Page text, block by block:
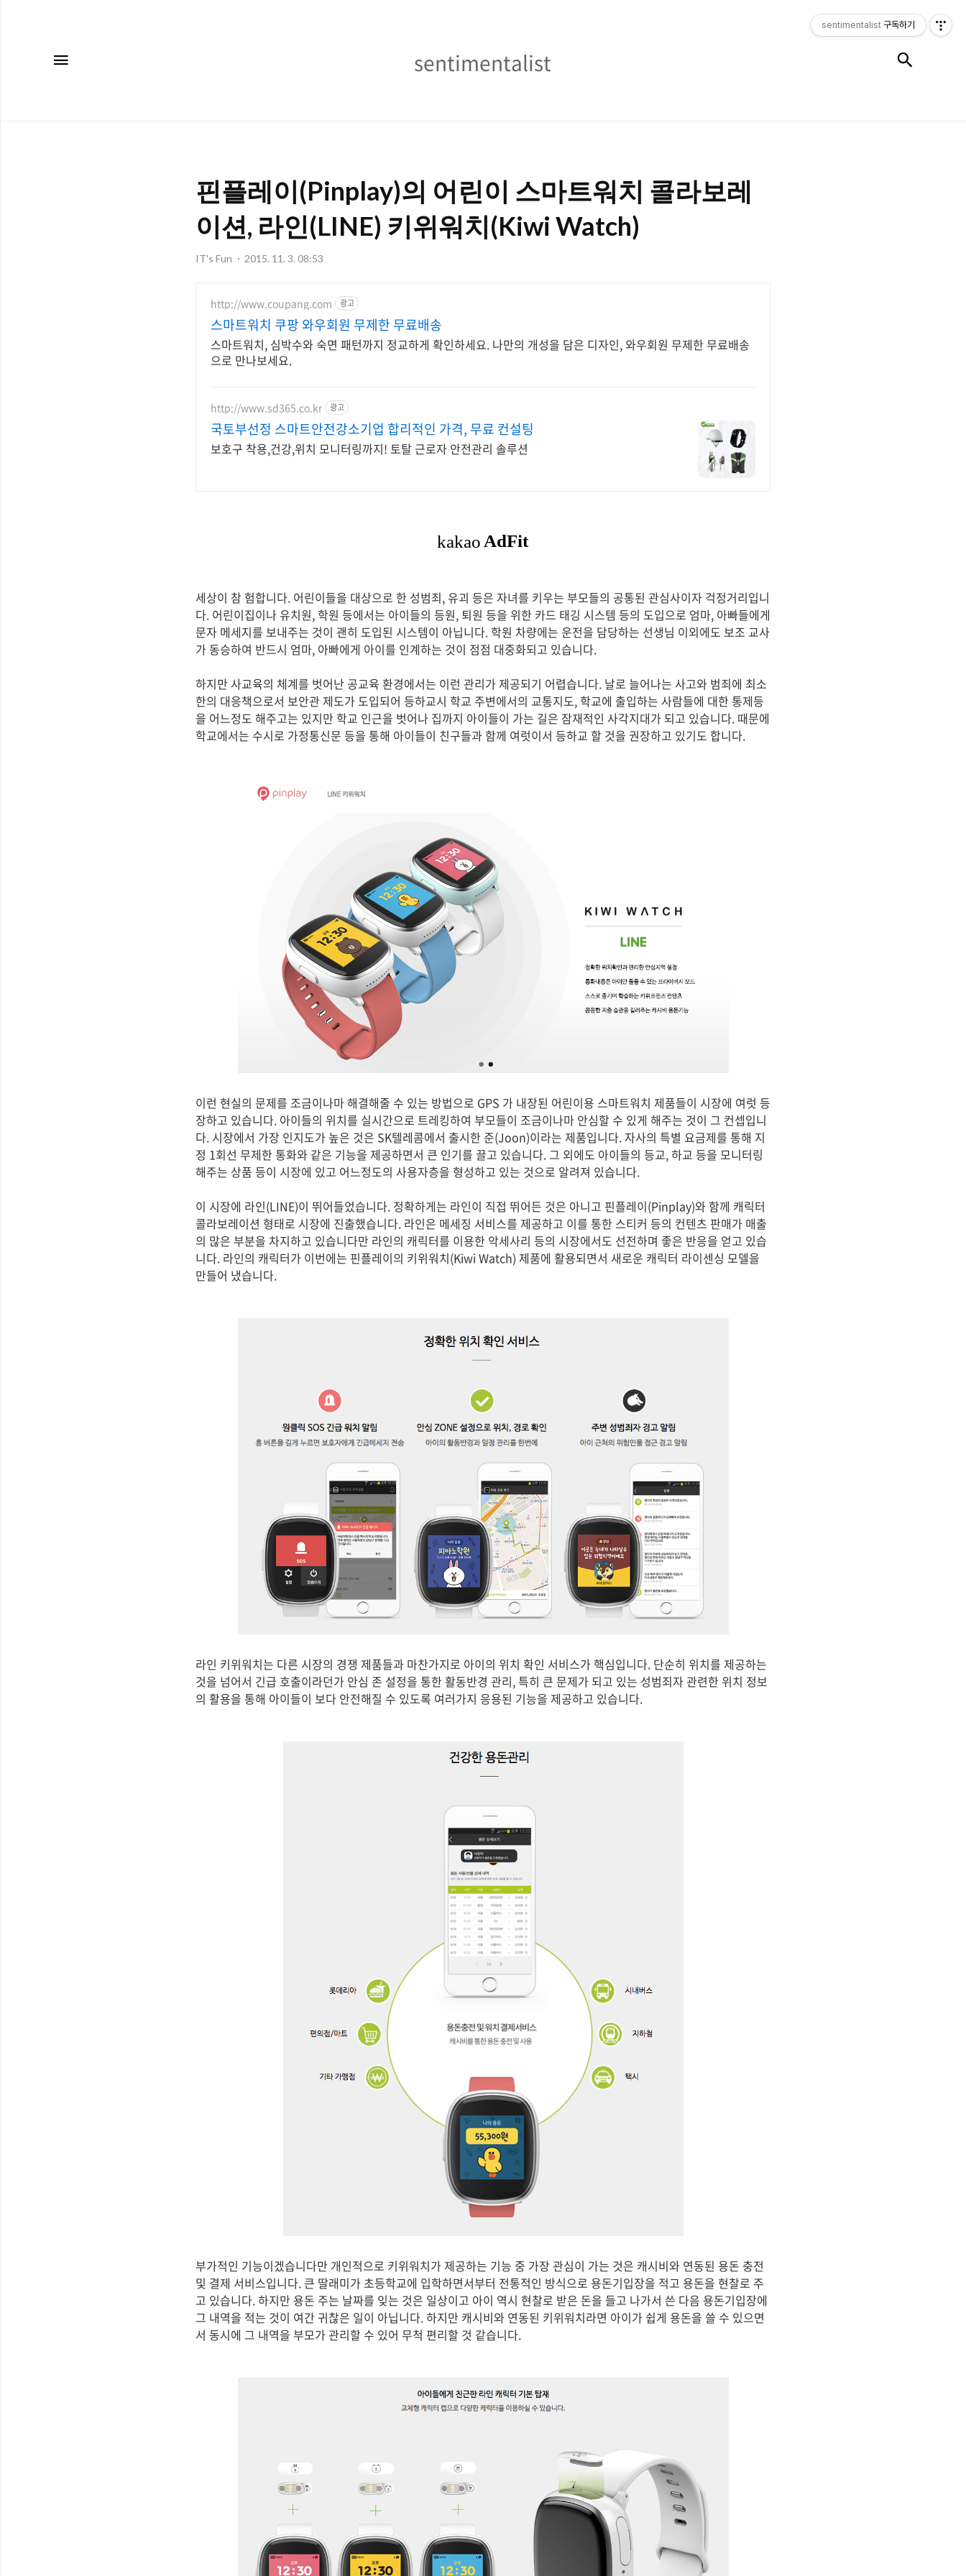
sentimentalist
핀플레이(Pinplay)의 어린이 스마트워치 콜라보레
이션, 라인(LINE) 키위워치(Kiwi Watch)
IT's Fun 2015. 11. 3. 08:53
http://www.coupang.com 광고
스마트워치 쿠팡 와우회원 무제한 무료배송
스마트워치, 심박수와 숙면 패턴까지 정교하게 확인하세요. 나만의 개성을 담은 디자인, 와우회원 무제한 무료배송
으로 만나보세요.
http://www.sd365.co.kr 광고
국토부선정 스마트안전강소기업 합리적인 가격, 무료 컨설팅
보호구 착용,건강,위치 모니터링까지! 토탈 근로자 안전관리 솔루션
세상이 참 험합니다. 어린이들을 대상으로 한 성범죄, 유괴 등은 자녀를 키우는 부모들의 공통된 관심사이자 걱정거리입니
다. 어린이집이나 유치원, 학원 등에서는 아이들의 등원, 퇴원 등을 위한 카드 태깅 시스템 등의 도입으로 엄마, 아빠들에게
문자 메세지를 보내주는 것이 괜히 도입된 시스템이 아닙니다. 학원 차량에는 운전을 담당하는 선생님 이외에도 보조 교사
가 동승하여 반드시 엄마, 아빠에게 아이를 인계하는 것이 점점 대중화되고 있습니다.
하지만 사교육의 체계를 벗어난 공교육 환경에서는 이런 관리가 제공되기 어렵습니다. 날로 늘어나는 사고와 범죄에 최소
한의 대응책으로서 보안관 제도가 도입되어 등하교시 학교 주변에서의 교통지도, 학교에 출입하는 사람들에 대한 통제등
을 어느정도 해주고는 있지만 학교 인근을 벗어나 집까지 아이들이 가는 길은 잠재적인 사각지대가 되고 있습니다. 때문에
학교에서는 수시로 가정통신문 등을 통해 아이들이 친구들과 함께 여럿이서 등하교 할 것을 권장하고 있기도 합니다.
이런 현실의 문제를 조금이나마 해결해줄 수 있는 방법으로 GPS 가 내장된 어린이용 스마트워치 제품들이 시장에 여럿 등
장하고 있습니다. 아이들의 위치를 실시간으로 트레킹하여 부모들이 조금이나마 안심할 수 있게 해주는 것이 그 컨셉입니
다. 시장에서 가장 인지도가 높은 것은 SK텔레콤에서 출시한 준(Joon)이라는 제품입니다. 자사의 특별 요금제를 통해 지
정 1회선 무제한 통화와 같은 기능을 제공하면서 큰 인기를 끌고 있습니다. 그 외에도 아이들의 등교, 하교 등을 모니터링
해주는 상품 등이 시장에 있고 어느정도의 사용자층을 형성하고 있는 것으로 알려져 있습니다.
이 시장에 라인(LINE)이 뛰어들었습니다. 정확하게는 라인이 직접 뛰어든 것은 아니고 핀플레이(Pinplay)와 함께 캐릭터
콜라보레이션 형태로 시장에 진출했습니다. 라인은 메세징 서비스를 제공하고 이를 통한 스티커 등의 컨텐츠 판매가 매출
의 많은 부분을 차지하고 있습니다만 라인의 캐릭터를 이용한 악세사리 등의 시장에서도 선전하며 좋은 반응을 얻고 있습
니다. 라인의 캐릭터가 이번에는 핀플레이의 키위워치(Kiwi Watch) 제품에 활용되면서 새로운 캐릭터 라이센싱 모델을
만들어 냈습니다.
라인 키위워치는 다른 시장의 경쟁 제품들과 마찬가지로 아이의 위치 확인 서비스가 핵심입니다. 단순히 위치를 제공하는
것을 넘어서 긴급 호출이라던가 안심 존 설정을 통한 활동반경 관리, 특히 큰 문제가 되고 있는 성범죄자 관련한 위치 정보
의 활용을 통해 아이들이 보다 안전해질 수 있도록 여러가지 응용된 기능을 제공하고 있습니다.
부가적인 기능이겠습니다만 개인적으로 키위워치가 제공하는 기능 중 가장 관심이 가는 것은 캐시비와 연동된 용돈 충전
및 결제 서비스입니다. 큰 딸래미가 초등학교에 입학하면서부터 전통적인 방식으로 용돈기입장을 적고 용돈을 현찰로 주
고 있습니다. 하지만 용돈 주는 날짜를 잊는 것은 일상이고 아이 역시 현찰로 받은 돈을 들고 나가서 쓴 다음 용돈기입장에
그 내역을 적는 것이 여간 귀찮은 일이 아닙니다. 하지만 캐시비와 연동된 키위워치라면 아이가 쉽게 용돈을 쓸 수 있으면
서 동시에 그 내역을 부모가 관리할 수 있어 무척 편리할 것 같습니다.
sentimentalist 구독하기